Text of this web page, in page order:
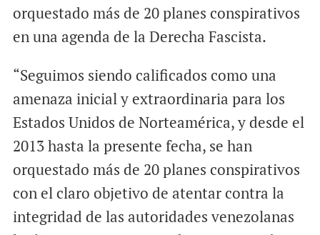
orquestado más de 20 planes conspirativos
en una agenda de la Derecha Fascista.
“Seguimos siendo calificados como una
amenaza inicial y extraordinaria para los
Estados Unidos de Norteamérica, y desde el
2013 hasta la presente fecha, se han
orquestado más de 20 planes conspirativos
con el claro objetivo de atentar contra la
integridad de las autoridades venezolanas